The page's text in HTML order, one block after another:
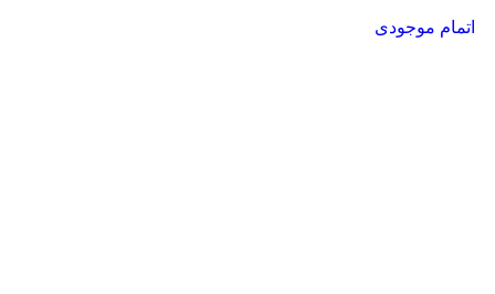
اتمام موجودی